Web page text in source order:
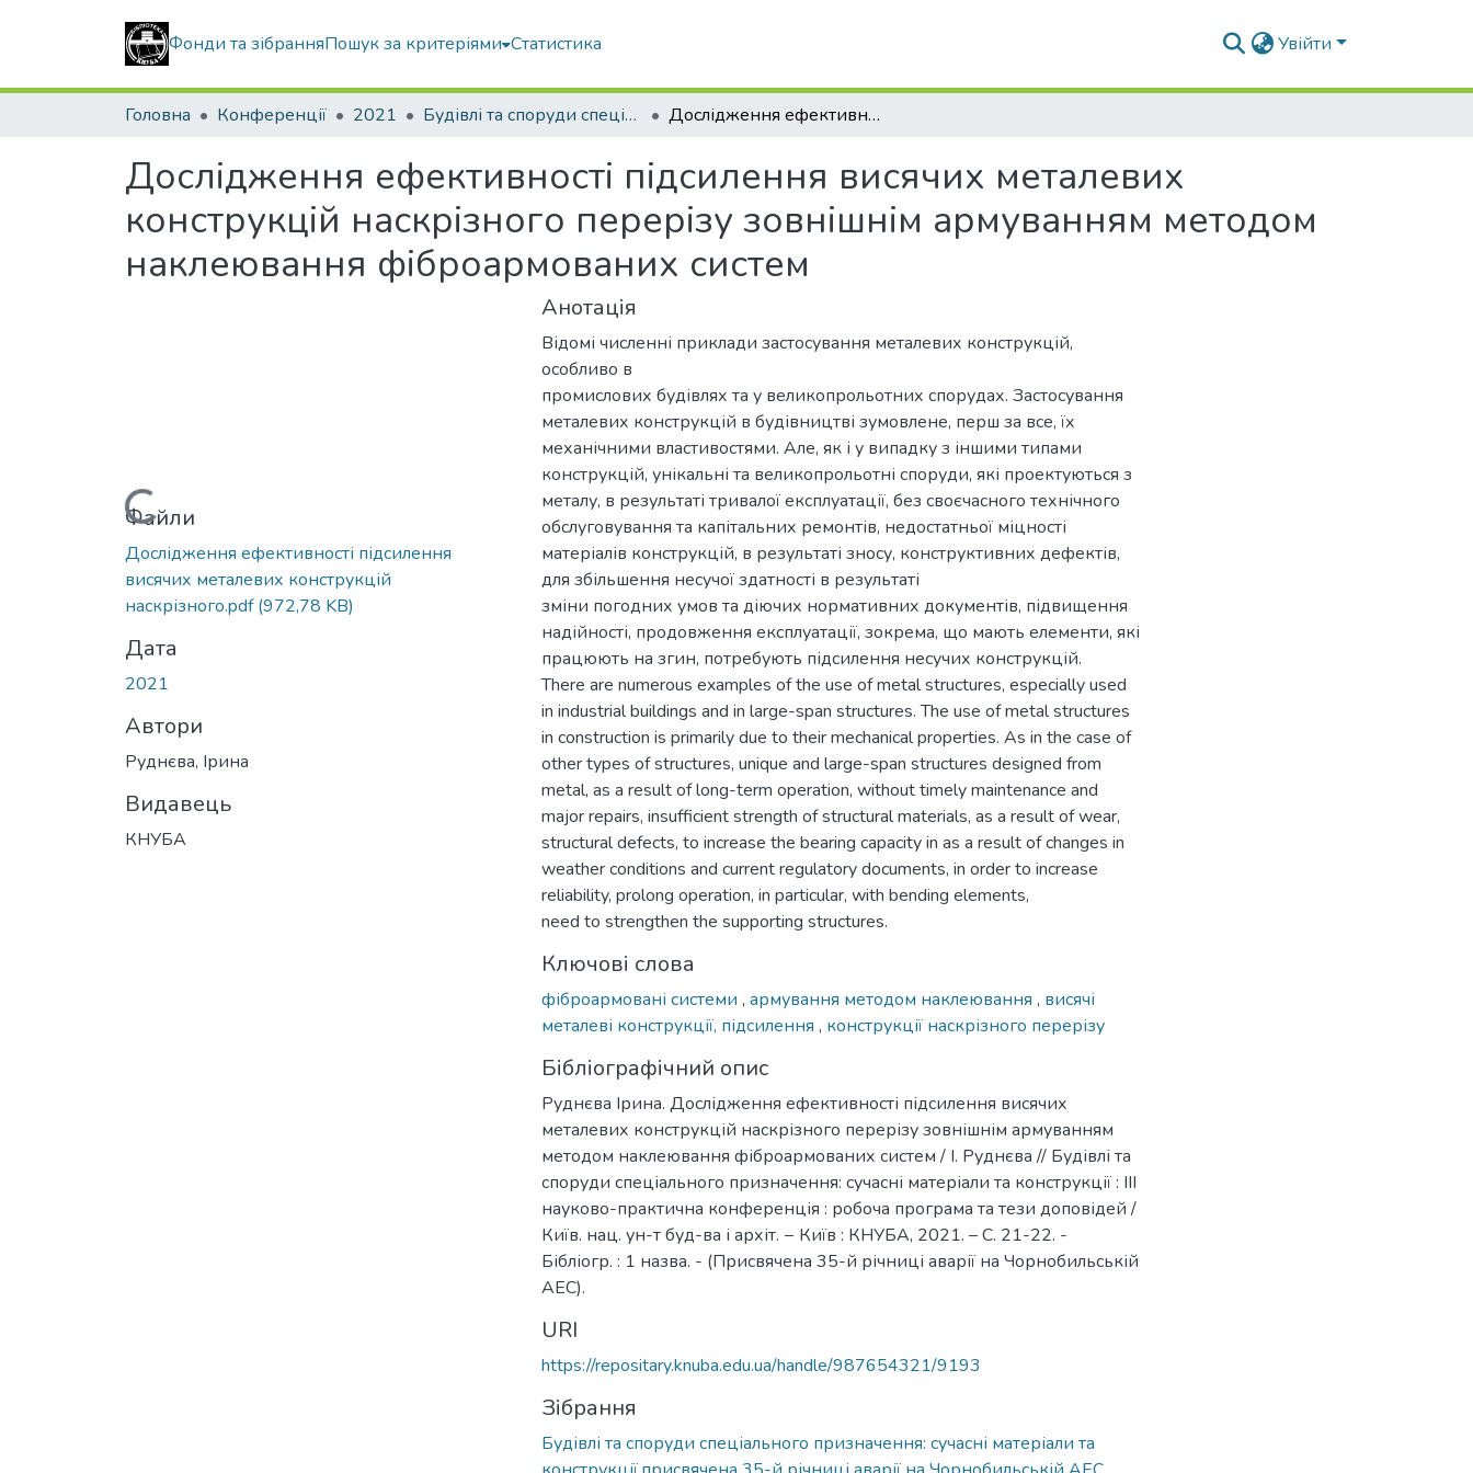
Фонди та зібранняПошук за критеріями Статистика Увійти
Головна Конференції 2021 Будівлі та споруди спеціального призначення: сучасні матеріали та конструкції,присвячена 35-й річниці аварії на Чорнобильській АЕС Дослідження ефективності підсилення висячих металевих конструкцій наскрізного перерізу зовнішнім армуванням методом наклеювання фіброармованих систем
Дослідження ефективності підсилення висячих металевих
конструкцій наскрізного перерізу зовнішнім армуванням методом
наклеювання фіброармованих систем
Вантажиться...
Файли
Дослідження ефективності підсилення
висячих металевих конструкцій
наскрізного.pdf(972,78 KB)
Дата
2021
Автори
Руднєва, Ірина
Видавець
КНУБА
Анотація
Відомі численні приклади застосування металевих конструкцій,
особливо в
промислових будівлях та у великопрольотних спорудах. Застосування
металевих конструкцій в будівництві зумовлене, перш за все, їх
механічними властивостями. Але, як і у випадку з іншими типами
конструкцій, унікальні та великопрольотні споруди, які проектуються з
металу, в результаті тривалої експлуатації, без своєчасного технічного
обслуговування та капітальних ремонтів, недостатньої міцності
матеріалів конструкцій, в результаті зносу, конструктивних дефектів,
для збільшення несучої здатності в результаті
зміни погодних умов та діючих нормативних документів, підвищення
надійності, продовження експлуатації, зокрема, що мають елементи, які
працюють на згин, потребують підсилення несучих конструкцій.
There are numerous examples of the use of metal structures, especially used
in industrial buildings and in large-span structures. The use of metal structures
in construction is primarily due to their mechanical properties. As in the case of
other types of structures, unique and large-span structures designed from
metal, as a result of long-term operation, without timely maintenance and
major repairs, insufficient strength of structural materials, as a result of wear,
structural defects, to increase the bearing capacity in as a result of changes in
weather conditions and current regulatory documents, in order to increase
reliability, prolong operation, in particular, with bending elements,
need to strengthen the supporting structures.
Ключові слова
фіброармовані системи , армування методом наклеювання , висячі
металеві конструкції, підсилення , конструкції наскрізного перерізу
Бібліографічний опис
Руднєва Ірина. Дослідження ефективності підсилення висячих
металевих конструкцій наскрізного перерізу зовнішнім армуванням
методом наклеювання фіброармованих систем / І. Руднєва // Будівлі та
споруди спеціального призначення: сучасні матеріали та конструкції : ІІІ
науково-практична конференція : робоча програма та тези доповідей /
Київ. нац. ун-т буд-ва і архіт. − Київ : КНУБА, 2021. – С. 21-22. -
Бібліогр. : 1 назва. - (Присвячена 35-й річниці аварії на Чорнобильській
АЕС).
URI
https://repositary.knuba.edu.ua/handle/987654321/9193
Зібрання
Будівлі та споруди спеціального призначення: сучасні матеріали та